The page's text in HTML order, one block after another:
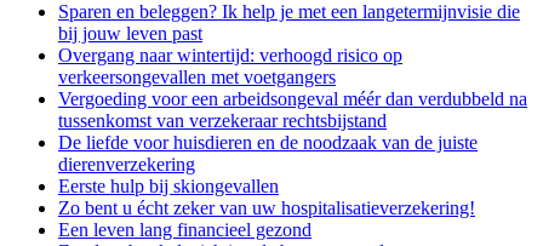
Sparen en beleggen? Ik help je met een langetermijnvisie die
bij jouw leven past
Overgang naar wintertijd: verhoogd risico op
verkeersongevallen met voetgangers
Vergoeding voor een arbeidsongeval méér dan verdubbeld na
tussenkomst van verzekeraar rechtsbijstand
De liefde voor huisdieren en de noodzaak van de juiste
dierenverzekering
Eerste hulp bij skiongevallen
Zo bent u écht zeker van uw hospitalisatieverzekering!
Een leven lang financieel gezond